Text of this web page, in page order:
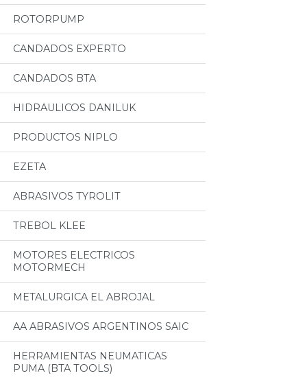
ROTORPUMP
CANDADOS EXPERTO
CANDADOS BTA
HIDRAULICOS DANILUK
PRODUCTOS NIPLO
EZETA
ABRASIVOS TYROLIT
TREBOL KLEE
MOTORES ELECTRICOS
MOTORMECH
METALURGICA EL ABROJAL
AA ABRASIVOS ARGENTINOS SAIC
HERRAMIENTAS NEUMATICAS
PUMA (BTA TOOLS)